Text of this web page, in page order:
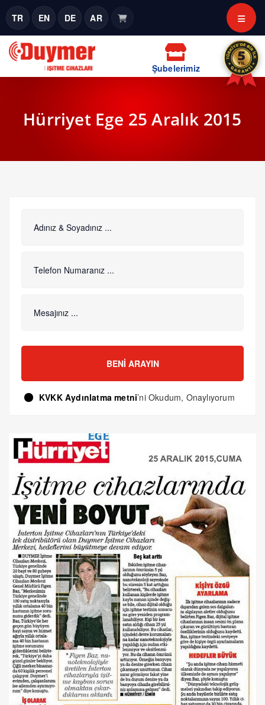
TR EN DE AR
Şubelerimiz
Hürriyet Ege 25 Aralık 2015
BENI ARAYIN
KVKK Aydınlatma metni’ni Okudum, Onaylıyorum